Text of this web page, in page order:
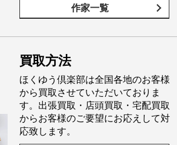
作家一覧
買取方法
ほくゆう倶楽部は全国各地のお客様
から買取させていただいておりま
す。出張買取・店頭買取・宅配買取
からお客様のご要望にお応えして対
応致します。